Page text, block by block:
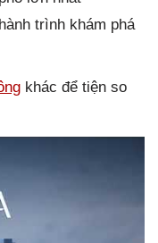
trình khám phá
khác để tiện so